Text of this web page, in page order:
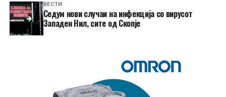
ВЕСТИ
Седум нови случаи на инфекција со вирусот
Западен Нил, сите од Скопје